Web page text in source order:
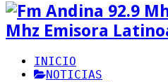
Mhz Emisora
INICIO
NOTICIAS